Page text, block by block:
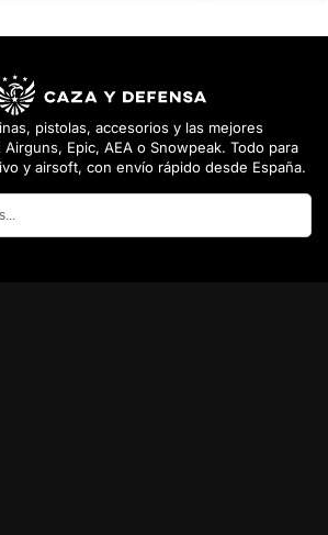
pistolas, accesorios y las mejores
Airguns, Epic, AEA o Snowpeak. Todo para
y airsoft, con envío rápido desde España.